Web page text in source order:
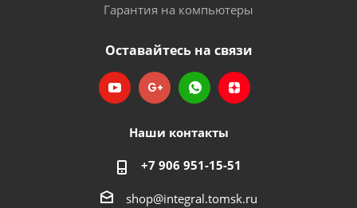
Гарантия на компьютеры
Оставайтесь на связи
Наши контакты
+7 906 951-15-51
shop@integral.tomsk.ru